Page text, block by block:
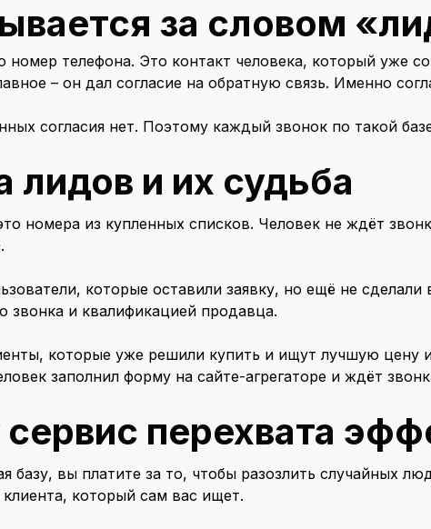
за словом
номер телефона. Это контакт человека, который уже
– он дал согласие на обратную связь. Именно
согласия нет. Поэтому каждый звонок по такой
лидов и их судьба
номера из купленных списков. Человек не ждёт
которые оставили заявку, но ещё не
звонка и квалификацией продавца.
которые уже решили купить и ищут лучшую цену
заполнил форму на сайте-агрегаторе и ждёт
перехвата
базу, вы платите за то, чтобы разозлить случайных
который сам вас ищет.